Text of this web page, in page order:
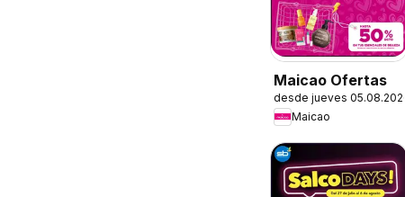
Maicao Ofertas
desde jueves 05.08.2026
Maicao